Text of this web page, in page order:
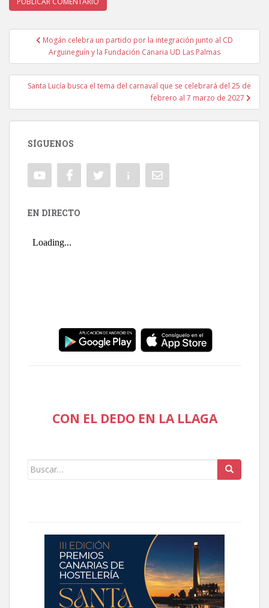
Navegación de entradas
Mogán celebra un partido por la integración junto al CD
Arguineguín y la Fundación Canaria UD Las Palmas
Santa Lucía busca el tema del carnaval que se celebrará del 25 de
febrero al 7 marzo de 2027
SÍGUENOS
EN DIRECTO
CON EL DEDO EN LA LLAGA
Buscar: